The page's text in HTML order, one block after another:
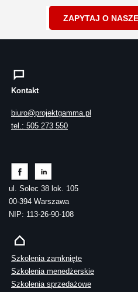
ZAPYTAJ O
Kontakt
biuro@projektgamma.pl
tel.: 505 273 550
ul. Solec 38 lok. 105
00-394 Warszawa
NIP: 113-26-90-108
Szkolenia zamknięte
Szkolenia menedżerskie
Szkolenia sprzedażowe